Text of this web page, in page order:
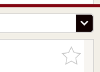
お気に入
りに追加